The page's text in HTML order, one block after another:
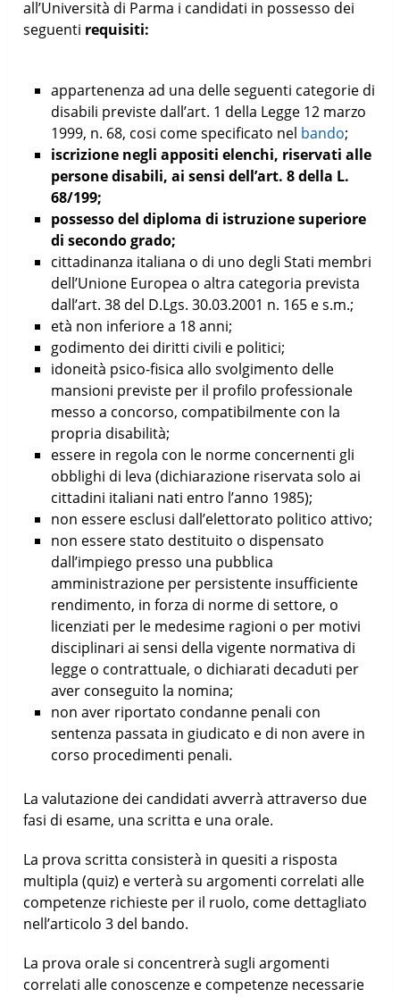
all’Università di Parma i candidati in possesso dei
seguenti requisiti:
appartenenza ad una delle seguenti categorie di
disabili previste dall’art. 1 della Legge 12 marzo
1999, n. 68, cosi come specificato nel bando;
iscrizione negli appositi elenchi, riservati alle
persone disabili, ai sensi dell’art. 8 della L.
68/199;
possesso del diploma di istruzione superiore
di secondo grado;
cittadinanza italiana o di uno degli Stati membri
dell’Unione Europea o altra categoria prevista
dall’art. 38 del D.Lgs. 30.03.2001 n. 165 e s.m.;
età non inferiore a 18 anni;
godimento dei diritti civili e politici;
idoneità psico-fisica allo svolgimento delle
mansioni previste per il profilo professionale
messo a concorso, compatibilmente con la
propria disabilità;
essere in regola con le norme concernenti gli
obblighi di leva (dichiarazione riservata solo ai
cittadini italiani nati entro l’anno 1985);
non essere esclusi dall’elettorato politico attivo;
non essere stato destituito o dispensato
dall’impiego presso una pubblica
amministrazione per persistente insufficiente
rendimento, in forza di norme di settore, o
licenziati per le medesime ragioni o per motivi
disciplinari ai sensi della vigente normativa di
legge o contrattuale, o dichiarati decaduti per
aver conseguito la nomina;
non aver riportato condanne penali con
sentenza passata in giudicato e di non avere in
corso procedimenti penali.
La valutazione dei candidati avverrà attraverso due
fasi di esame, una scritta e una orale.
La prova scritta consisterà in quesiti a risposta
multipla (quiz) e verterà su argomenti correlati alle
competenze richieste per il ruolo, come dettagliato
nell’articolo 3 del bando.
La prova orale si concentrerà sugli argomenti
correlati alle conoscenze e competenze necessarie